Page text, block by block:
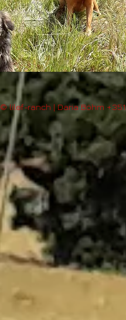
© lilef-ranch | Daria Böhm